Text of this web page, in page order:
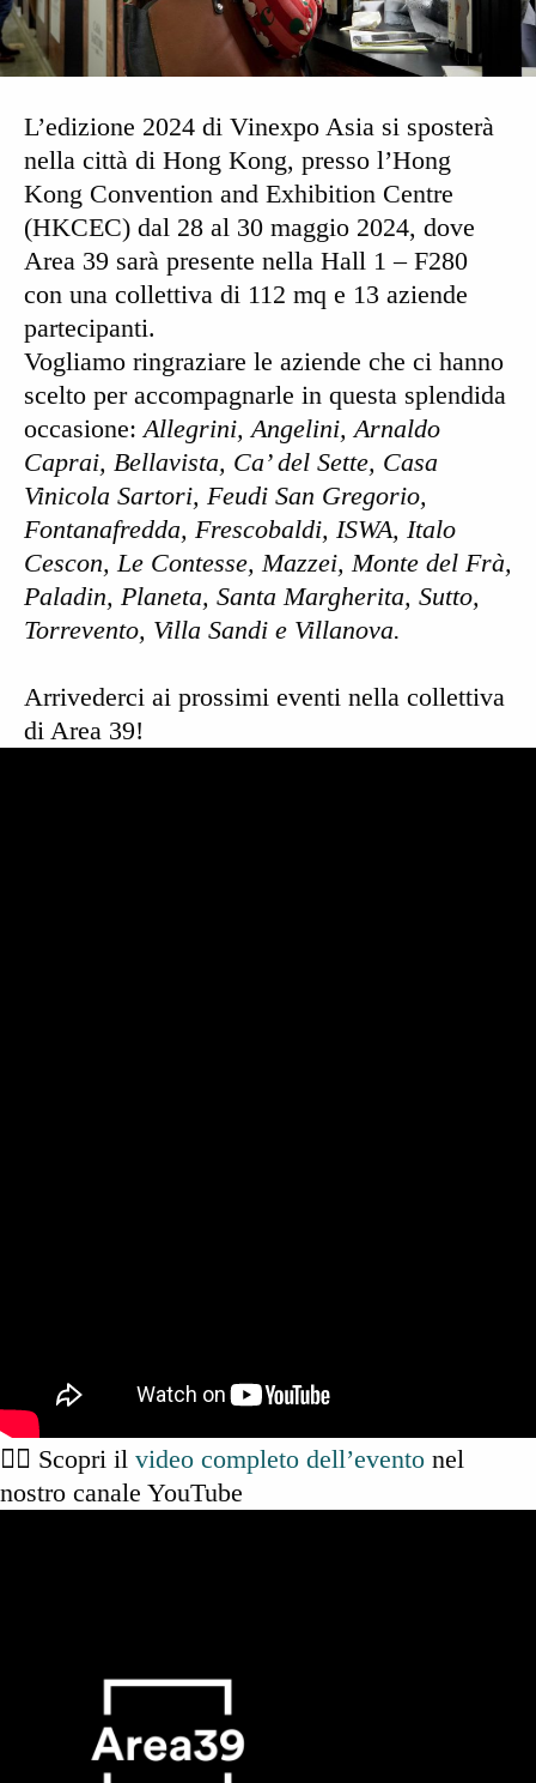
L’edizione 2024 di Vinexpo Asia si sposterà
nella città di Hong Kong, presso l’Hong
Kong Convention and Exhibition Centre
(HKCEC) dal 28 al 30 maggio 2024, dove
Area 39 sarà presente nella Hall 1 – F280
con una collettiva di 112 mq e 13 aziende
partecipanti.
Vogliamo ringraziare le aziende che ci hanno
scelto per accompagnarle in questa splendida
occasione: Allegrini, Angelini, Arnaldo
Caprai, Bellavista, Ca’ del Sette, Casa
Vinicola Sartori, Feudi San Gregorio,
Fontanafredda, Frescobaldi, ISWA, Italo
Cescon, Le Contesse, Mazzei, Monte del Frà,
Paladin, Planeta, Santa Margherita, Sutto,
Torrevento, Villa Sandi e Villanova.
Arrivederci ai prossimi eventi nella collettiva
di Area 39!
👉🏻 Scopri il video completo dell’evento nel
nostro canale YouTube